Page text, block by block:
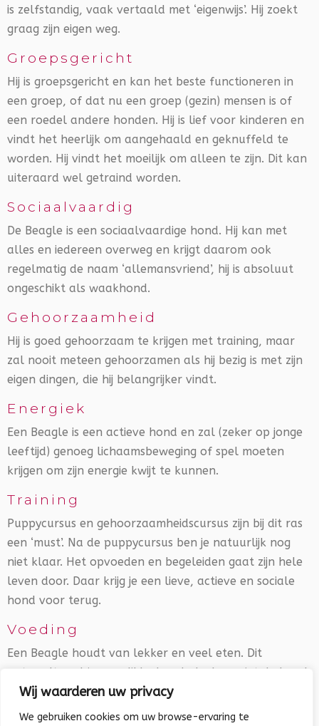
Wij waarderen uw privacy
We gebruiken cookies om uw browse-ervaring te
is zelfstandig, vaak vertaald met ‘eigenwijs’. Hij zoekt
graag zijn eigen weg.
Groepsgericht
Hij is groepsgericht en kan het beste functioneren in
een groep, of dat nu een groep (gezin) mensen is of
een roedel andere honden. Hij is lief voor kinderen en
vindt het heerlijk om aangehaald en geknuffeld te
worden. Hij vindt het moeilijk om alleen te zijn. Dit kan
uiteraard wel getraind worden.
Sociaalvaardig
De Beagle is een sociaalvaardige hond. Hij kan met
alles en iedereen overweg en krijgt daarom ook
regelmatig de naam ‘allemansvriend’, hij is absoluut
ongeschikt als waakhond.
Gehoorzaamheid
Hij is goed gehoorzaam te krijgen met training, maar
zal nooit meteen gehoorzamen als hij bezig is met zijn
eigen dingen, die hij belangrijker vindt.
Energiek
Een Beagle is een actieve hond en zal (zeker op jonge
leeftijd) genoeg lichaamsbeweging of spel moeten
krijgen om zijn energie kwijt te kunnen.
Training
Puppycursus en gehoorzaamheidscursus zijn bij dit ras
een ‘must’. Na de puppycursus ben je natuurlijk nog
niet klaar. Het opvoeden en begeleiden gaat zijn hele
leven door. Daar krijg je een lieve, actieve en sociale
hond voor terug.
Voeding
Een Beagle houdt van lekker en veel eten. Dit
ontaardt snel in een dikke hond als daar niet de hand
aan wordt gehouden. Vooral bij een hond die zo van
eten houdt, is het belangrijk hem niet te leren